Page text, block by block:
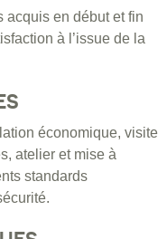
acquis en début et fin
à l’issue de la
économique, visite
atelier et mise à
standards